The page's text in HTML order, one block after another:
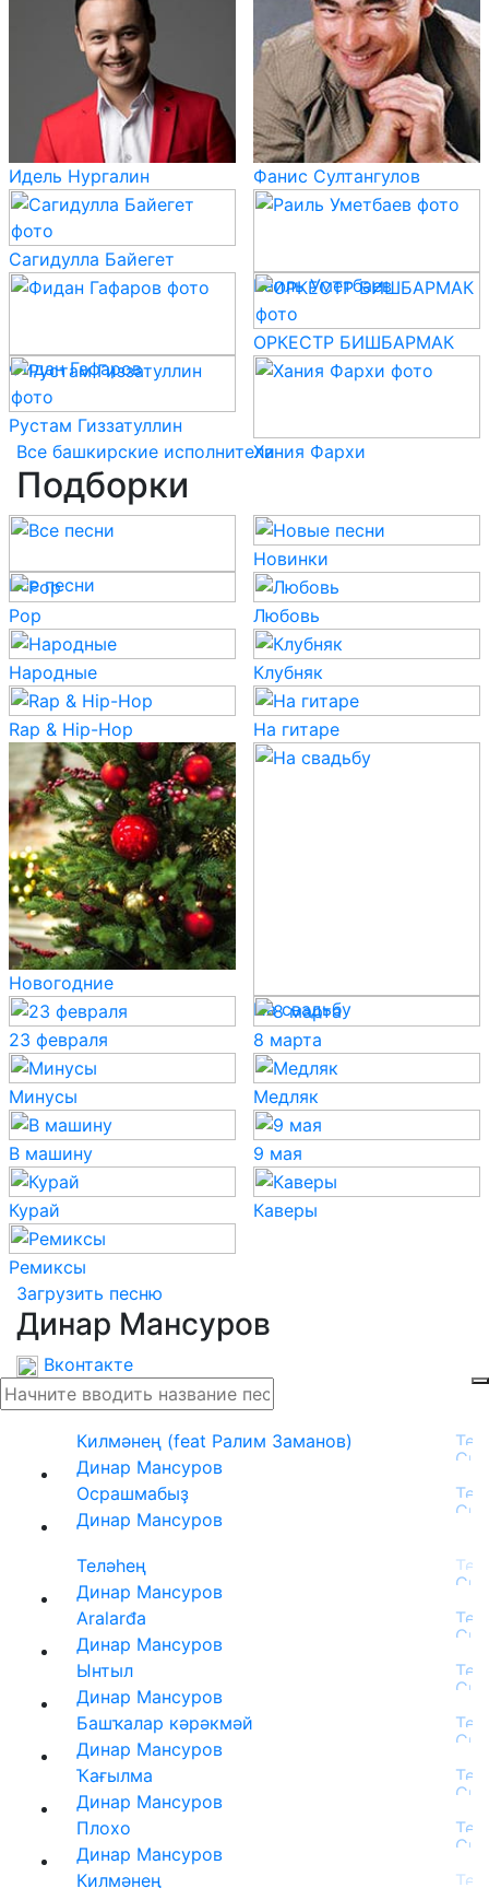
Идель Нургалин Фанис Султангулов
Сагидулла Байегет
Раиль Уметбаев
Фидан Гафаров
ОРКЕСТР БИШБАРМАК
Рустам Гиззатуллин
Хания Фархи
Все башкирские исполнители
Подборки
Все песни
Новинки
Pop Любовь
Народные Клубняк
Rap & Hip-Hop На гитаре
Новогодние
На свадьбу
23 февраля
8 марта
Минусы Медляк
В машину 9 мая
Курай Каверы
Ремиксы
Загрузить песню
Динар Мансуров
Вконтакте
Килмәнең (feat Ралим Заманов)
Динар Мансуров
Осрашмабыҙ
Динар Мансуров
Теләһең
Динар Мансуров
Aralarđa
Динар Мансуров
Ынтыл
Динар Мансуров
Башҡалар кәрәкмәй
Динар Мансуров
Ҡағылма
Динар Мансуров
Плохо
Динар Мансуров
Килмәнең